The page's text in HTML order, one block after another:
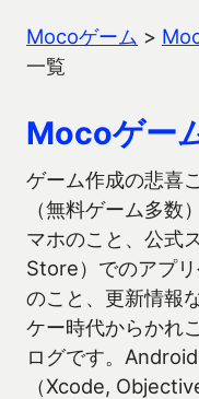
Mocoゲーム >
一覧
Mocoゲー
ゲーム作成の悲喜
（無料ゲーム多数
マホのこと、公式
Store）でのアプ
のこと、更新情報
ケー時代からかれ
ログです。
（Xcode,